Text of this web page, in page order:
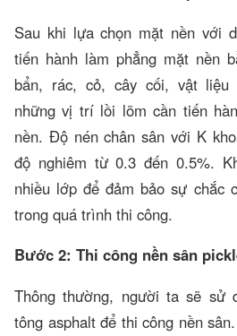
Sau khi lựa chọn mặt nền với
tiến hành làm phẳng mặt nền
bẩn, rác, cỏ, cây cối, vật liệu
những vị trí lồi lõm cần tiến
nền. Độ nén chân sân với K
độ nghiêm từ 0.3 đến 0.5%.
nhiều lớp để đảm bảo sự chắc
trong quá trình thi công.
Bước 2: Thi công nền sân
Thông thường, người ta sẽ sử
tông asphalt để thi công nền